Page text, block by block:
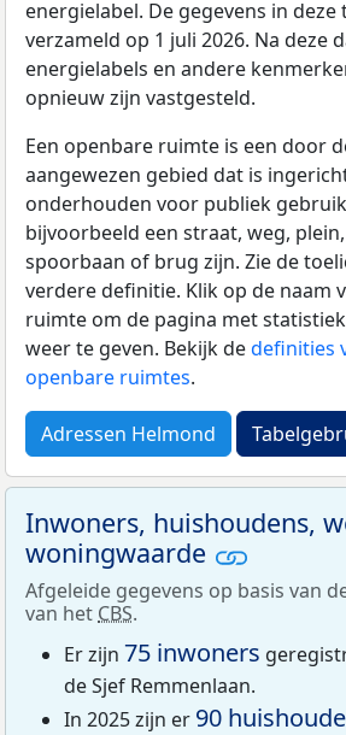
energielabel. De gegevens in deze
verzameld op 1 juli 2026. Na deze
energielabels en andere
opnieuw zijn vastgesteld.
Een openbare ruimte is een door
aangewezen gebied dat is
onderhouden voor publiek
bijvoorbeeld een straat, weg,
spoorbaan of brug zijn. Zie de
verdere definitie. Klik op de naam
ruimte om de pagina met
weer te geven. Bekijk dedefinities
openbare ruimtes.
Adressen Helmond
Inwoners, huishoudens,
woningwaarde
Afgeleide gegevens op basis van
van het CBS.
Er zijn 75 inwoners
de Sjef Remmenlaan.
In 2025 zijn er 90